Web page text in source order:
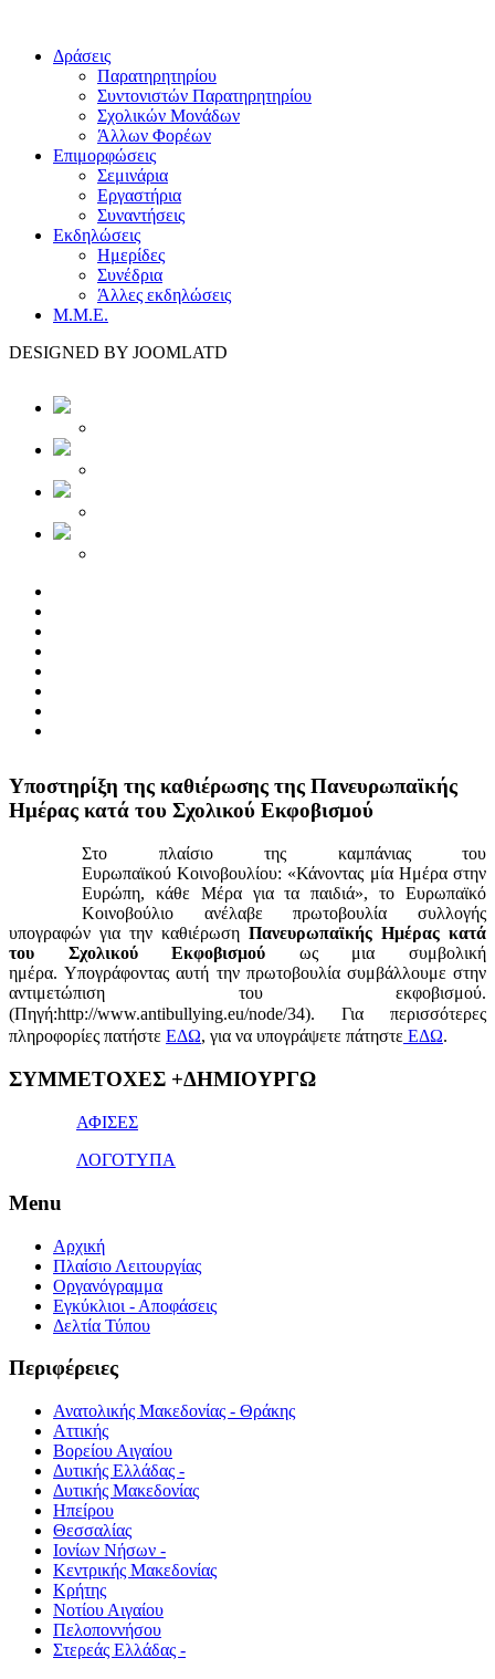
Δράσεις
Παρατηρητηρίου
Συντονιστών Παρατηρητηρίου
Σχολικών Μονάδων
Άλλων Φορέων
Επιμορφώσεις
Σεμινάρια
Εργαστήρια
Συναντήσεις
Εκδηλώσεις
Ημερίδες
Συνέδρια
Άλλες εκδηλώσεις
Μ.Μ.Ε.
DESIGNED BY JOOMLATD
Yποστηρίξη της καθιέρωσης της Πανευρωπαϊκής
Ημέρας κατά του Σχολικού Εκφοβισμού
Στο πλαίσιο της καμπάνιας του
Ευρωπαϊκού Κοινοβουλίου: «Κάνοντας μία Ημέρα στην
Ευρώπη, κάθε Μέρα για τα παιδιά», το Ευρωπαϊκό
Κοινοβούλιο ανέλαβε πρωτοβουλία συλλογής
υπογραφών για την καθιέρωση Πανευρωπαϊκής Ημέρας κατά
του Σχολικού Εκφοβισμού ως μια συμβολική
ημέρα. Υπογράφοντας αυτή την πρωτοβουλία συμβάλλουμε στην
αντιμετώπιση του εκφοβισμού.
(Πηγή:http://www.antibullying.eu/node/34). Για περισσότερες
πληροφορίες πατήστε ΕΔΩ, για να υπογράψετε πάτηστε ΕΔΩ.
1x
ΣΥΜΜΕΤΟΧΕΣ +ΔΗΜΙΟΥΡΓΩ
ΑΦΙΣΕΣ
ΛΟΓΟΤΥΠΑ
Menu
Αρχική
Πλαίσιο Λειτουργίας
Οργανόγραμμα
Εγκύκλιοι - Αποφάσεις
Δελτία Τύπου
Περιφέρειες
Ανατολικής Μακεδονίας - Θράκης
Αττικής
Βορείου Αιγαίου
Δυτικής Ελλάδας -
Δυτικής Μακεδονίας
Ηπείρου
Θεσσαλίας
Ιονίων Νήσων -
Κεντρικής Μακεδονίας
Κρήτης
Νοτίου Αιγαίου
Πελοποννήσου
Στερεάς Ελλάδας -